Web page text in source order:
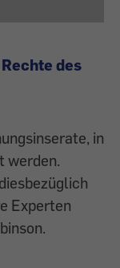
des
in
werden.
Experten